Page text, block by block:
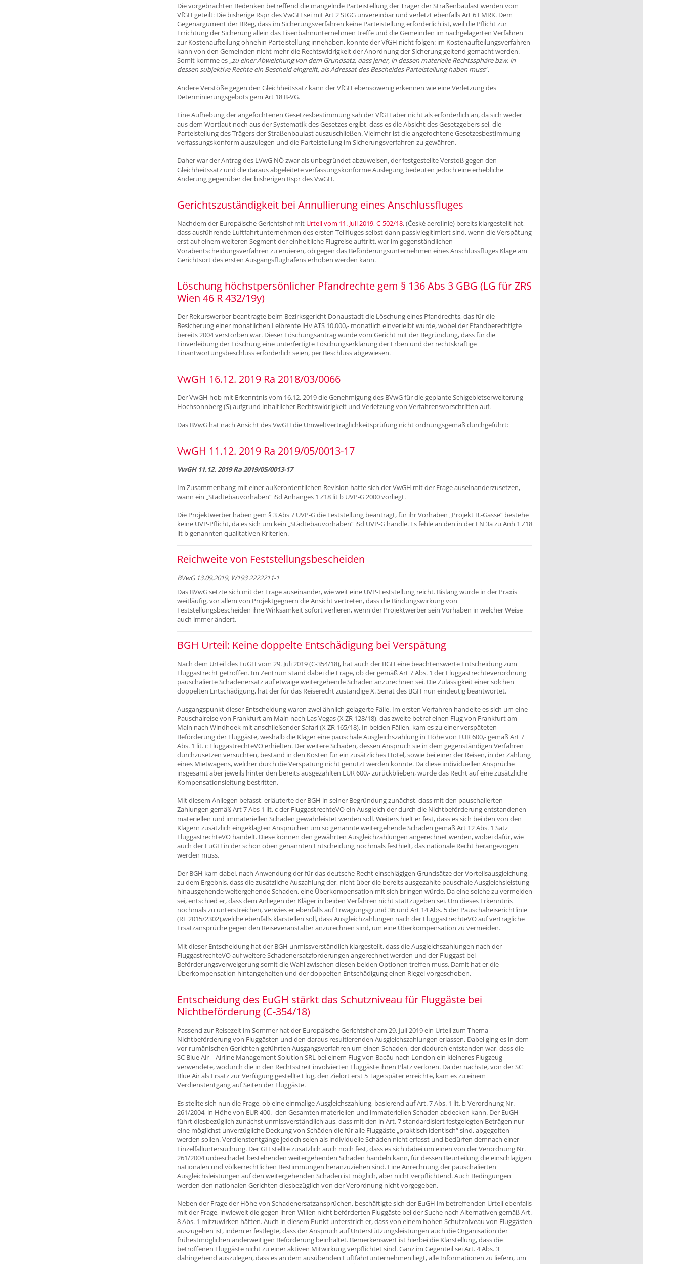
Die vorgebrachten Bedenken betreffend die mangelnde Parteistellung der Träger der Straßenbaulast werden vom
VfGH geteilt: Die bisherige Rspr des VwGH sei mit Art 2 StGG unvereinbar und verletzt ebenfalls Art 6 EMRK. Dem
Gegenargument der BReg, dass im Sicherungsverfahren keine Parteistellung erforderlich ist, weil die Pflicht zur
Errichtung der Sicherung allein das Eisenbahnunternehmen treffe und die Gemeinden im nachgelagerten Verfahren
zur Kostenaufteilung ohnehin Parteistellung innehaben, konnte der VfGH nicht folgen: im Kostenaufteilungsverfahren
kann von den Gemeinden nicht mehr die Rechtswidrigkeit der Anordnung der Sicherung geltend gemacht werden.
Somit komme es „zu einer Abweichung von dem Grundsatz, dass jener, in dessen materielle Rechtssphäre bzw. in
dessen subjektive Rechte ein Bescheid eingreift, als Adressat des Bescheides Parteistellung haben muss“.
Andere Verstöße gegen den Gleichheitssatz kann der VfGH ebensowenig erkennen wie eine Verletzung des
Determinierungsgebots gem Art 18 B-VG.
Eine Aufhebung der angefochtenen Gesetzesbestimmung sah der VfGH aber nicht als erforderlich an, da sich weder
aus dem Wortlaut noch aus der Systematik des Gesetzes ergibt, dass es die Absicht des Gesetzgebers sei, die
Parteistellung des Trägers der Straßenbaulast auszuschließen. Vielmehr ist die angefochtene Gesetzesbestimmung
verfassungskonform auszulegen und die Parteistellung im Sicherungsverfahren zu gewähren.
Daher war der Antrag des LVwG NÖ zwar als unbegründet abzuweisen, der festgestellte Verstoß gegen den
Gleichheitssatz und die daraus abgeleitete verfassungskonforme Auslegung bedeuten jedoch eine erhebliche
Änderung gegenüber der bisherigen Rspr des VwGH.
Gerichtszuständigkeit bei Annullierung eines Anschlussfluges
Nachdem der Europäische Gerichtshof mit Urteil vom 11. Juli 2019, C-502/18, (České aerolinie) bereits klargestellt hat,
dass ausführende Luftfahrtunternehmen des ersten Teilfluges selbst dann passivlegitimiert sind, wenn die Verspätung
erst auf einem weiteren Segment der einheitliche Flugreise auftritt, war im gegenständlichen
Vorabentscheidungsverfahren zu eruieren, ob gegen das Beförderungsunternehmen eines Anschlussfluges Klage am
Gerichtsort des ersten Ausgangsflughafens erhoben werden kann.
Löschung höchstpersönlicher Pfandrechte gem § 136 Abs 3 GBG (LG für ZRS
Wien 46 R 432/19y)
Der Rekurswerber beantragte beim Bezirksgericht Donaustadt die Löschung eines Pfandrechts, das für die
Besicherung einer monatlichen Leibrente iHv ATS 10.000,- monatlich einverleibt wurde, wobei der Pfandberechtigte
bereits 2004 verstorben war. Dieser Löschungsantrag wurde vom Gericht mit der Begründung, dass für die
Einverleibung der Löschung eine unterfertigte Löschungserklärung der Erben und der rechtskräftige
Einantwortungsbeschluss erforderlich seien, per Beschluss abgewiesen.
VwGH 16.12. 2019 Ra 2018/03/0066
Der VwGH hob mit Erkenntnis vom 16.12. 2019 die Genehmigung des BVwG für die geplante Schigebietserweiterung
Hochsonnberg (S) aufgrund inhaltlicher Rechtswidrigkeit und Verletzung von Verfahrensvorschriften auf.
Das BVwG hat nach Ansicht des VwGH die Umweltverträglichkeitsprüfung nicht ordnungsgemäß durchgeführt:
VwGH 11.12. 2019 Ra 2019/05/0013-17
VwGH 11.12. 2019 Ra 2019/05/0013-17
Im Zusammenhang mit einer außerordentlichen Revision hatte sich der VwGH mit der Frage auseinanderzusetzen,
wann ein „Städtebauvorhaben“ iSd Anhanges 1 Z18 lit b UVP-G 2000 vorliegt.
Die Projektwerber haben gem § 3 Abs 7 UVP-G die Feststellung beantragt, für ihr Vorhaben „Projekt B.-Gasse“ bestehe
keine UVP-Pflicht, da es sich um kein „Städtebauvorhaben“ iSd UVP-G handle. Es fehle an den in der FN 3a zu Anh 1 Z18
lit b genannten qualitativen Kriterien.
Reichweite von Feststellungsbescheiden
BVwG 13.09.2019, W193 2222211-1
Das BVwG setzte sich mit der Frage auseinander, wie weit eine UVP-Feststellung reicht. Bislang wurde in der Praxis
weitläufig, vor allem von Projektgegnern die Ansicht vertreten, dass die Bindungswirkung von
Feststellungsbescheiden ihre Wirksamkeit sofort verlieren, wenn der Projektwerber sein Vorhaben in welcher Weise
auch immer ändert.
BGH Urteil: Keine doppelte Entschädigung bei Verspätung
Nach dem Urteil des EuGH vom 29. Juli 2019 (C-354/18), hat auch der BGH eine beachtenswerte Entscheidung zum
Fluggastrecht getroffen. Im Zentrum stand dabei die Frage, ob der gemäß Art 7 Abs. 1 der Fluggastrechteverordnung
pauschalierte Schadenersatz auf etwaige weitergehende Schäden anzurechnen sei. Die Zulässigkeit einer solchen
doppelten Entschädigung, hat der für das Reiserecht zuständige X. Senat des BGH nun eindeutig beantwortet.
Ausgangspunkt dieser Entscheidung waren zwei ähnlich gelagerte Fälle. Im ersten Verfahren handelte es sich um eine
Pauschalreise von Frankfurt am Main nach Las Vegas (X ZR 128/18), das zweite betraf einen Flug von Frankfurt am
Main nach Windhoek mit anschließender Safari (X ZR 165/18). In beiden Fällen, kam es zu einer verspäteten
Beförderung der Fluggäste, weshalb die Kläger eine pauschale Ausgleichszahlung in Höhe von EUR 600,- gemäß Art 7
Abs. 1 lit. c FluggastrechteVO erhielten. Der weitere Schaden, dessen Anspruch sie in dem gegenständigen Verfahren
durchzusetzen versuchten, bestand in den Kosten für ein zusätzliches Hotel, sowie bei einer der Reisen, in der Zahlung
eines Mietwagens, welcher durch die Verspätung nicht genutzt werden konnte. Da diese individuellen Ansprüche
insgesamt aber jeweils hinter den bereits ausgezahlten EUR 600,- zurückblieben, wurde das Recht auf eine zusätzliche
Kompensationsleitung bestritten.
Mit diesem Anliegen befasst, erläuterte der BGH in seiner Begründung zunächst, dass mit den pauschalierten
Zahlungen gemäß Art 7 Abs 1 lit. c der FluggastrechteVO ein Ausgleich der durch die Nichtbeförderung entstandenen
materiellen und immateriellen Schäden gewährleistet werden soll. Weiters hielt er fest, dass es sich bei den von den
Klägern zusätzlich eingeklagten Ansprüchen um so genannte weitergehende Schäden gemäß Art 12 Abs. 1 Satz
FluggastrechteVO handelt. Diese können den gewährten Ausgleichzahlungen angerechnet werden, wobei dafür, wie
auch der EuGH in der schon oben genannten Entscheidung nochmals festhielt, das nationale Recht herangezogen
werden muss.
Der BGH kam dabei, nach Anwendung der für das deutsche Recht einschlägigen Grundsätze der Vorteilsausgleichung,
zu dem Ergebnis, dass die zusätzliche Auszahlung der, nicht über die bereits ausgezahlte pauschale Ausgleichsleistung
hinausgehende weitergehende Schaden, eine Überkompensation mit sich bringen würde. Da eine solche zu vermeiden
sei, entschied er, dass dem Anliegen der Kläger in beiden Verfahren nicht stattzugeben sei. Um dieses Erkenntnis
nochmals zu unterstreichen, verwies er ebenfalls auf Erwägungsgrund 36 und Art 14 Abs. 5 der Pauschalreiserichtlinie
(RL 2015/2302),welche ebenfalls klarstellen soll, dass Ausgleichzahlungen nach der FluggastrechteVO auf vertragliche
Ersatzansprüche gegen den Reiseveranstalter anzurechnen sind, um eine Überkompensation zu vermeiden.
Mit dieser Entscheidung hat der BGH unmissverständlich klargestellt, dass die Ausgleichszahlungen nach der
FluggastrechteVO auf weitere Schadenersatzforderungen angerechnet werden und der Fluggast bei
Beförderungsverweigerung somit die Wahl zwischen diesen beiden Optionen treffen muss. Damit hat er die
Überkompensation hintangehalten und der doppelten Entschädigung einen Riegel vorgeschoben.
Entscheidung des EuGH stärkt das Schutzniveau für Fluggäste bei
Nichtbeförderung (C-354/18)
Passend zur Reisezeit im Sommer hat der Europäische Gerichtshof am 29. Juli 2019 ein Urteil zum Thema
Nichtbeförderung von Fluggästen und den daraus resultierenden Ausgleichszahlungen erlassen. Dabei ging es in dem
vor rumänischen Gerichten geführten Ausgangsverfahren um einen Schaden, der dadurch entstanden war, dass die
SC Blue Air – Airline Management Solution SRL bei einem Flug von Bacău nach London ein kleineres Flugzeug
verwendete, wodurch die in den Rechtsstreit involvierten Fluggäste ihren Platz verloren. Da der nächste, von der SC
Blue Air als Ersatz zur Verfügung gestellte Flug, den Zielort erst 5 Tage später erreichte, kam es zu einem
Verdienstentgang auf Seiten der Fluggäste.
Es stellte sich nun die Frage, ob eine einmalige Ausgleichszahlung, basierend auf Art. 7 Abs. 1 lit. b Verordnung Nr.
261/2004, in Höhe von EUR 400.- den Gesamten materiellen und immateriellen Schaden abdecken kann. Der EuGH
führt diesbezüglich zunächst unmissverständlich aus, dass mit den in Art. 7 standardisiert festgelegten Beträgen nur
eine möglichst unverzügliche Deckung von Schäden die für alle Fluggäste „praktisch identisch“ sind, abgegolten
werden sollen. Verdienstentgänge jedoch seien als individuelle Schäden nicht erfasst und bedürfen demnach einer
Einzelfalluntersuchung. Der GH stellte zusätzlich auch noch fest, dass es sich dabei um einen von der Verordnung Nr.
261/2004 unbeschadet bestehenden weitergehenden Schaden handeln kann, für dessen Beurteilung die einschlägigen
nationalen und völkerrechtlichen Bestimmungen heranzuziehen sind. Eine Anrechnung der pauschalierten
Ausgleichsleistungen auf den weitergehenden Schaden ist möglich, aber nicht verpflichtend. Auch Bedingungen
werden den nationalen Gerichten diesbezüglich von der Verordnung nicht vorgegeben.
Neben der Frage der Höhe von Schadenersatzansprüchen, beschäftigte sich der EuGH im betreffenden Urteil ebenfalls
mit der Frage, inwieweit die gegen ihren Willen nicht beförderten Fluggäste bei der Suche nach Alternativen gemäß Art.
8 Abs. 1 mitzuwirken hätten. Auch in diesem Punkt unterstrich er, dass von einem hohen Schutzniveau von Fluggästen
auszugehen ist, indem er festlegte, dass der Anspruch auf Unterstützungsleistungen auch die Organisation der
frühestmöglichen anderweitigen Beförderung beinhaltet. Bemerkenswert ist hierbei die Klarstellung, dass die
betroffenen Fluggäste nicht zu einer aktiven Mitwirkung verpflichtet sind. Ganz im Gegenteil sei Art. 4 Abs. 3
dahingehend auszulegen, dass es an dem ausübenden Luftfahrtunternehmen liegt, alle Informationen zu liefern, um